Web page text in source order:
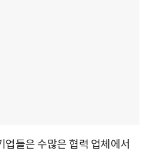
들은 수많은 협력 업체에서